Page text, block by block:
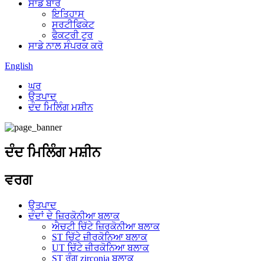
ਸਾਡੇ ਬਾਰੇ
ਇਤਿਹਾਸ
ਸਰਟੀਫਿਕੇਟ
ਫੈਕਟਰੀ ਟੂਰ
ਸਾਡੇ ਨਾਲ ਸੰਪਰਕ ਕਰੋ
English
ਘਰ
ਉਤਪਾਦ
ਦੰਦ ਮਿਲਿੰਗ ਮਸ਼ੀਨ
ਦੰਦ ਮਿਲਿੰਗ ਮਸ਼ੀਨ
ਵਰਗ
ਉਤਪਾਦ
ਦੰਦਾਂ ਦੇ ਜ਼ਿਰਕੋਨੀਆ ਬਲਾਕ
ਐਚਟੀ ਚਿੱਟੇ ਜ਼ਿਰਕੋਨੀਆ ਬਲਾਕ
ST ਚਿੱਟੇ ਜ਼ੀਰਕੋਨਿਆ ਬਲਾਕ
UT ਚਿੱਟੇ ਜ਼ੀਰਕੋਨਿਆ ਬਲਾਕ
ST ਰੰਗ zirconia ਬਲਾਕ